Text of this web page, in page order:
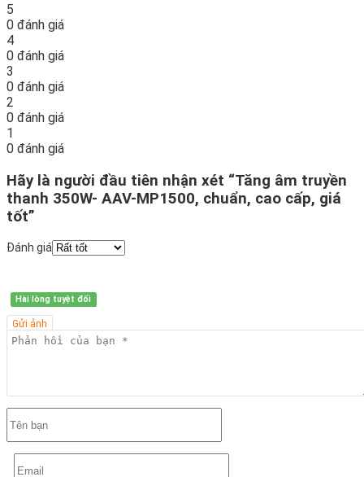
5
0 đánh giá
4
0 đánh giá
3
0 đánh giá
2
0 đánh giá
1
0 đánh giá
Hãy là người đầu tiên nhận xét “Tăng âm truyền
thanh 350W- AAV-MP1500, chuẩn, cao cấp, giá
tốt”
Đánh giá
Hài lòng tuyệt đối
Gửi ảnh